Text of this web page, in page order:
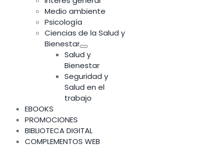
Medio ambiente
Psicología
Ciencias de la Salud y
Bienestar
Salud y
Bienestar
Seguridad y
Salud en el
trabajo
EBOOKS
PROMOCIONES
BIBLIOTECA DIGITAL
COMPLEMENTOS WEB